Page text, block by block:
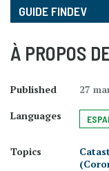
GUIDE FINDEV
À PROPOS
Published
27
Languages
Topics